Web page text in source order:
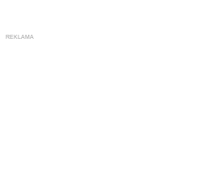
REKLAMA